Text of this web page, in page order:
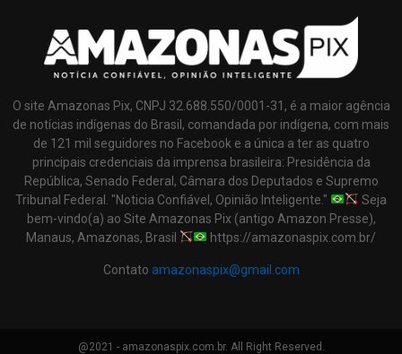
O site Amazonas Pix, CNPJ 32.688.550/0001-31, é a maior agência
de notícias indígenas do Brasil, comandada por indígena, com mais
de 121 mil seguidores no Facebook e a única a ter as quatro
principais credenciais da imprensa brasileira: Presidência da
República, Senado Federal, Câmara dos Deputados e Supremo
Tribunal Federal. "Noticia Confiável, Opinião Inteligente."
Seja
bem-vindo(a) ao Site Amazonas Pix (antigo Amazon Presse),
Manaus, Amazonas, Brasil
https://amazonaspix.com.br/
Contato amazonaspix@gmail.com
@2021 - amazonaspix.com.br. All Right Reserved.